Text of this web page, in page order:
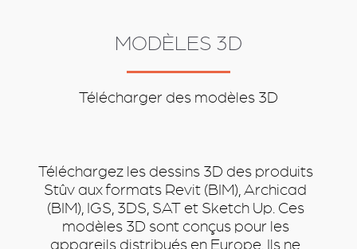
MODÈLES 3D
Télécharger des modèles 3D
Téléchargez les dessins 3D des produits
Stûv aux formats Revit (BIM), Archicad
(BIM), IGS, 3DS, SAT et Sketch Up. Ces
modèles 3D sont conçus pour les
appareils distribués en Europe. Ils ne